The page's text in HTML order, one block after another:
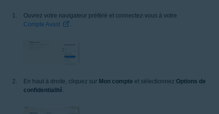
Ouvrez votre navigateur préféré et connectez-vous à votre
Compte Avast
En haut à droite, cliquez sur Mon compte et sélectionnez Options de
confidentialité.